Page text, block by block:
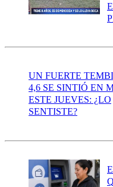
UN FUERTE
4,6 SE SINTIÓ EN
ESTE JUEVES: ¿LO
SENTISTE?